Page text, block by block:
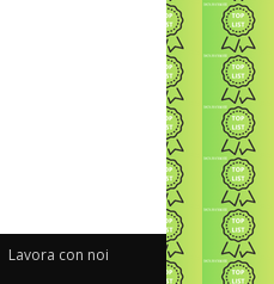
Lavora con noi